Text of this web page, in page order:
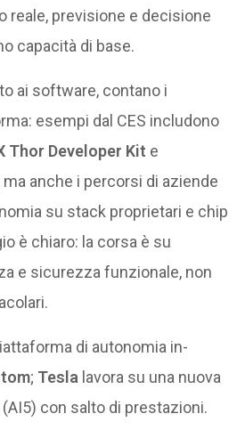
reale, previsione e decisione
capacità di base.
ai software, contano i
esempi dal CES includono
Thor Developer Kit e
ma anche i percorsi di aziende
su stack proprietari e chip
è chiaro: la corsa è su
e sicurezza funzionale, non
di autonomia in-
; Tesla lavora su una nuova
con salto di prestazioni.